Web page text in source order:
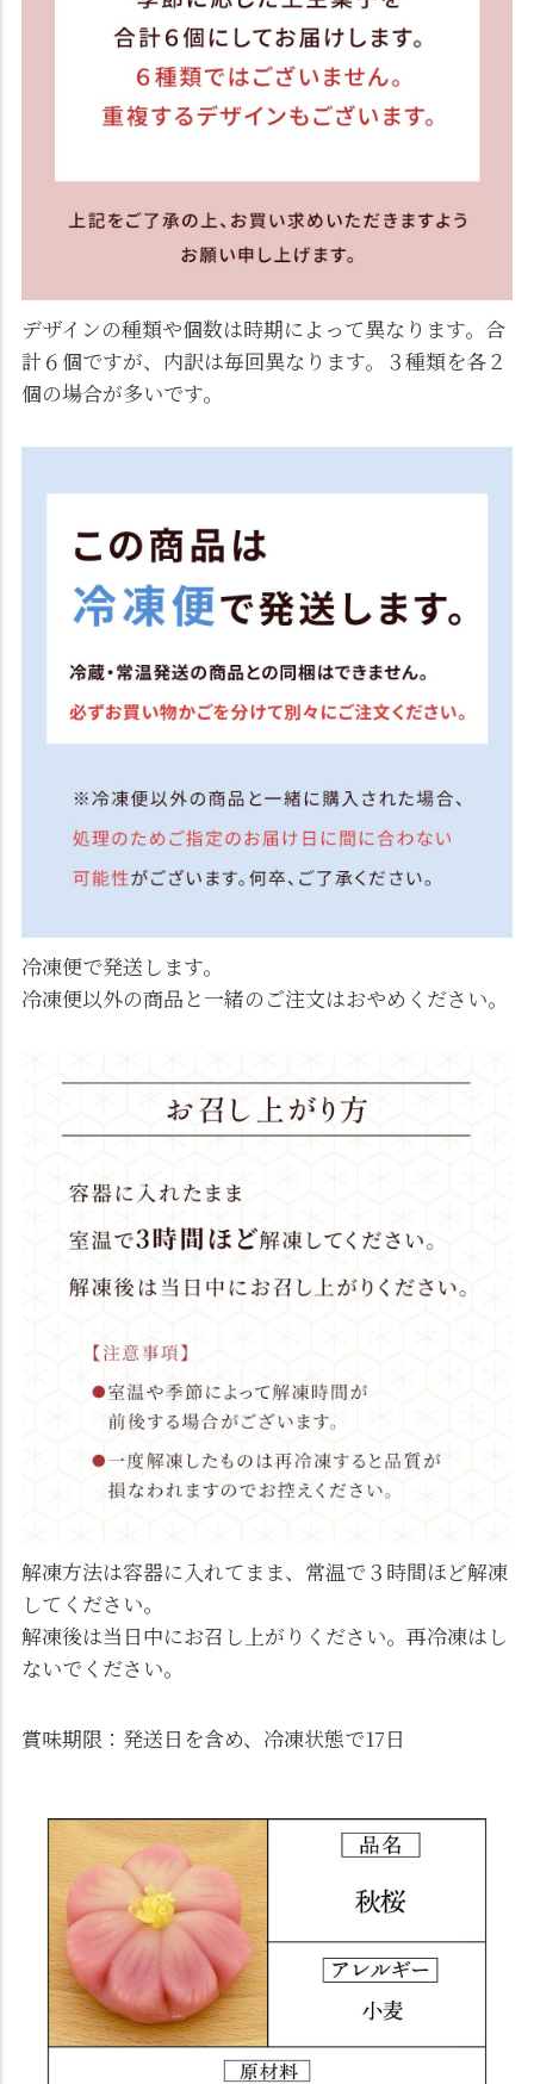
デザインの種類や個数は時期によって異なります。合
計６個ですが、内訳は毎回異なります。３種類を各２
個の場合が多いです。
冷凍便で発送します。
冷凍便以外の商品と一緒のご注文はおやめください。
解凍方法は容器に入れてまま、常温で３時間ほど解凍
してください。
解凍後は当日中にお召し上がりください。再冷凍はし
ないでください。
賞味期限：発送日を含め、冷凍状態で17日